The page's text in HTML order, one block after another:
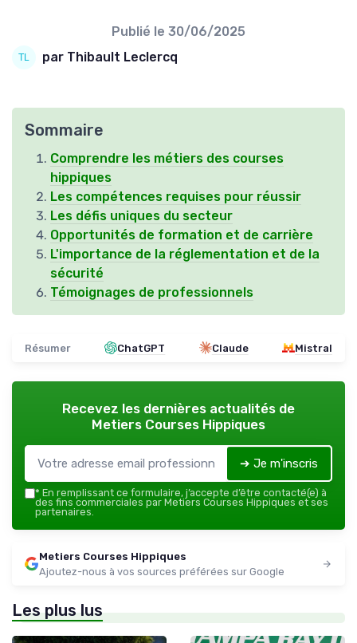
Publié le 30/06/2025
par Thibault Leclercq
Sommaire
Comprendre les métiers des courses
hippiques
Les compétences requises pour réussir
Les défis uniques du secteur
Opportunités de formation et de carrière
L'importance de la réglementation et de la
sécurité
Témoignages de professionnels
Résumer ChatGPT Claude Mistral
Recevez les dernières actualités de
Metiers Courses Hippiques
➔ Je m'inscris
* En remplissant ce formulaire, j’accepte d’être contacté(e) à
des fins commerciales par Metiers Courses Hippiques et ses
partenaires.
Metiers Courses Hippiques
Ajoutez-nous à vos sources préférées sur Google
Les plus lus